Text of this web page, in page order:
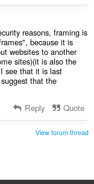
reasons, framing is
because it is
websites to another
sites)(it is also the
see that it is last
that the
Reply Quote
View forum thread